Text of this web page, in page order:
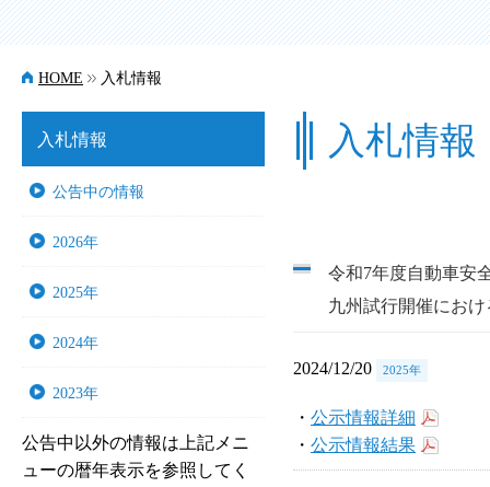
HOME >> 入札情報
入札情報
令和7年度自動車安
九州試行開催にお
2024/12/20 2025年
・ 公示情報詳細
・ 公示情報結果
入札情報
公告中の情報
2026年
2025年
2024年
2023年
公告中以外の情報は上記メニ
ューの暦年表示を参照してく